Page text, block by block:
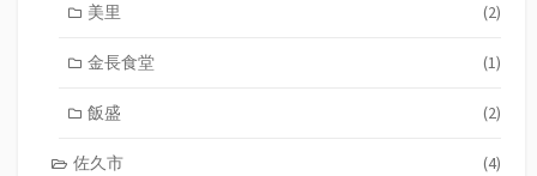
美里 (2)
金長食堂 (1)
飯盛 (2)
佐久市 (4)